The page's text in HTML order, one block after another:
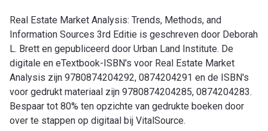
Real Estate Market Analysis: Trends, Methods, and
Information Sources 3rd Editie is geschreven door Deborah
L. Brett en gepubliceerd door Urban Land Institute. De
digitale en eTextbook-ISBN's voor Real Estate Market
Analysis zijn 9780874204292, 0874204291 en de ISBN's
voor gedrukt materiaal zijn 9780874204285, 0874204283.
Bespaar tot 80% ten opzichte van gedrukte boeken door
over te stappen op digitaal bij VitalSource.